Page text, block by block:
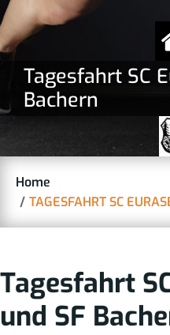
Tagesfahrt SC
Bachern
Home
TAGESFAHRT SC
Tagesfahrt
und SF